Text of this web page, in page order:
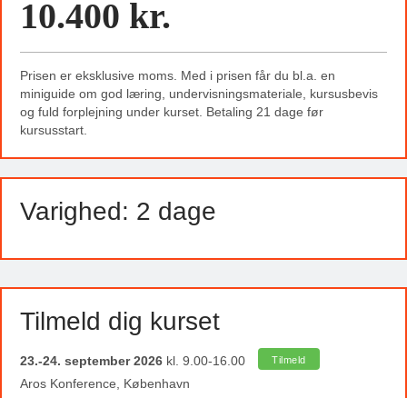
10.400 kr.
Prisen er eksklusive moms. Med i prisen får du bl.a. en
miniguide om god læring, undervisningsmateriale, kursusbevis
og fuld forplejning under kurset. Betaling 21 dage før
kursusstart.
Varighed: 2 dage
Tilmeld dig kurset
23.-24. september 2026 kl. 9.00-16.00 Tilmeld
Aros Konference, København